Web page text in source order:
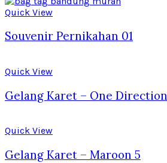
Quick View
Souvenir Pernikahan 01
Quick View
Gelang Karet – One Direction
Quick View
Gelang Karet – Maroon 5